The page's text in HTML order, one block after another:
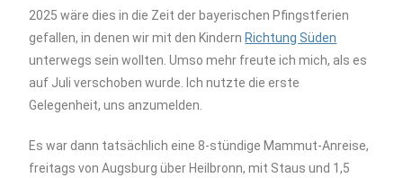
2025 wäre dies in die Zeit der bayerischen Pfingstferien
gefallen, in denen wir mit den Kindern Richtung Süden
unterwegs sein wollten. Umso mehr freute ich mich, als es
auf Juli verschoben wurde. Ich nutzte die erste
Gelegenheit, uns anzumelden.
Es war dann tatsächlich eine 8-stündige Mammut-Anreise,
freitags von Augsburg über Heilbronn, mit Staus und 1,5